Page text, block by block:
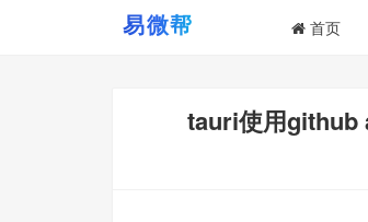
首页
tauri使用github